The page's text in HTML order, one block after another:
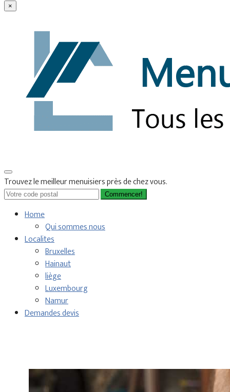
×
Trouvez le meilleur menuisiers près de chez vous.
Commencer!
Home
Qui sommes nous
Localites
Bruxelles
Hainaut
liège
Luxembourg
Namur
Demandes devis